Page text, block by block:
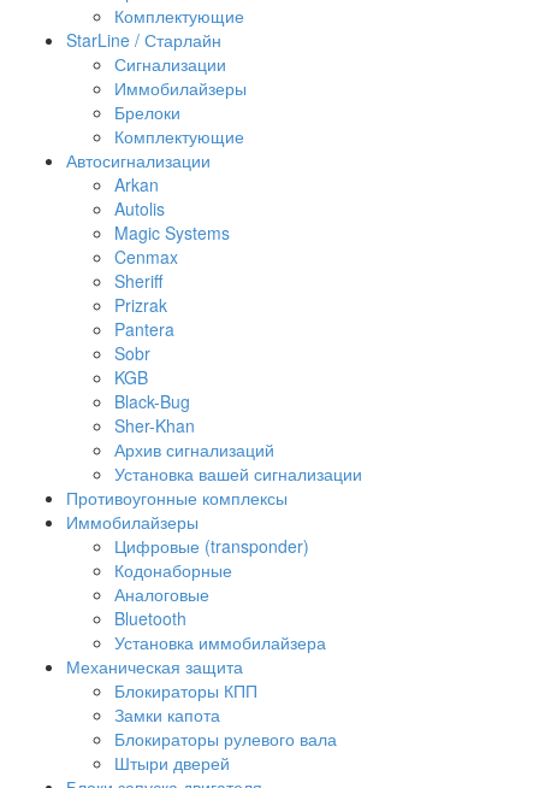
Комплектующие
StarLine / Старлайн
Сигнализации
Иммобилайзеры
Брелоки
Комплектующие
Автосигнализации
Arkan
Autolis
Magic Systems
Cenmax
Sheriff
Prizrak
Pantera
Sobr
KGB
Black-Bug
Sher-Khan
Архив сигнализаций
Установка вашей сигнализации
Противоугонные комплексы
Иммобилайзеры
Цифровые (transponder)
Кодонаборные
Аналоговые
Bluetooth
Установка иммобилайзера
Механическая защита
Блокираторы КПП
Замки капота
Блокираторы рулевого вала
Штыри дверей